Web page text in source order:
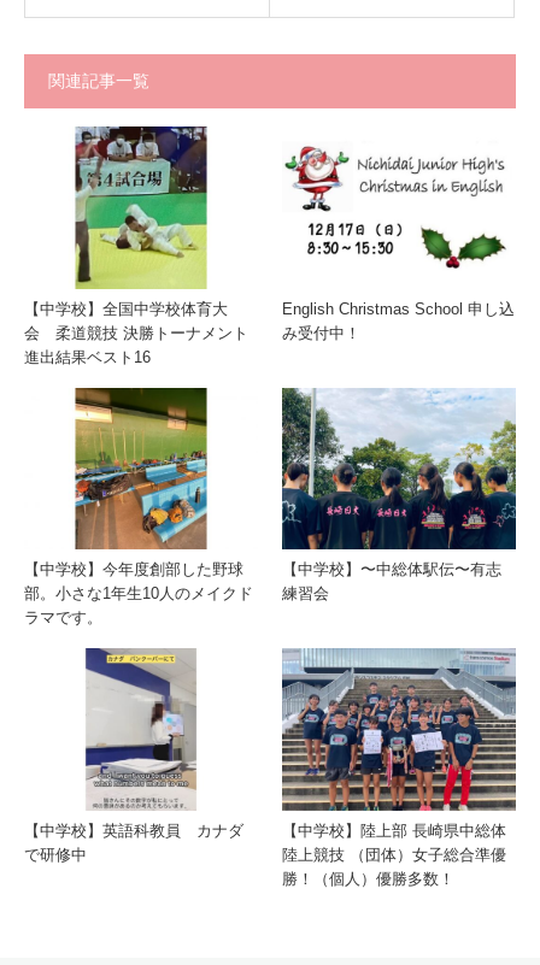
関連記事一覧
【中学校】全国中学校体育大
会 柔道競技 決勝トーナメント
進出結果ベスト16
English Christmas School 申し込
み受付中！
【中学校】今年度創部した野球
部。小さな1年生10人のメイクド
ラマです。
【中学校】〜中総体駅伝〜有志
練習会
【中学校】英語科教員 カナダ
で研修中
【中学校】陸上部 長崎県中総体
陸上競技 （団体）女子総合準優
勝！（個人）優勝多数！